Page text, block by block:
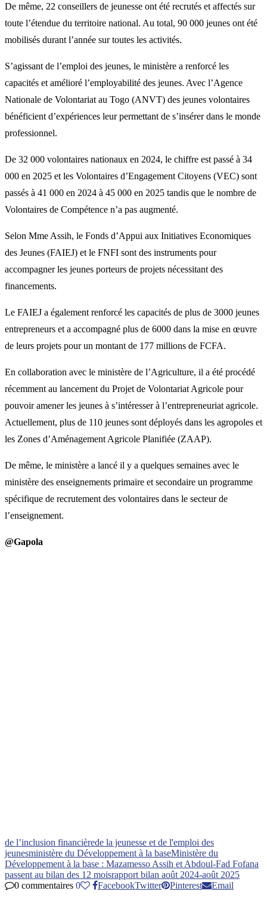
De même, 22 conseillers de jeunesse ont été recrutés et affectés sur
toute l’étendue du territoire national. Au total, 90 000 jeunes ont été
mobilisés durant l’année sur toutes les activités.
S’agissant de l’emploi des jeunes, le ministère a renforcé les
capacités et amélioré l’employabilité des jeunes. Avec l’Agence
Nationale de Volontariat au Togo (ANVT) des jeunes volontaires
bénéficient d’expériences leur permettant de s’insérer dans le monde
professionnel.
De 32 000 volontaires nationaux en 2024, le chiffre est passé à 34
000 en 2025 et les Volontaires d’Engagement Citoyens (VEC) sont
passés à 41 000 en 2024 à 45 000 en 2025 tandis que le nombre de
Volontaires de Compétence n’a pas augmenté.
Selon Mme Assih, le Fonds d’Appui aux Initiatives Economiques
des Jeunes (FAIEJ) et le FNFI sont des instruments pour
accompagner les jeunes porteurs de projets nécessitant des
financements.
Le FAIEJ a également renforcé les capacités de plus de 3000 jeunes
entrepreneurs et a accompagné plus de 6000 dans la mise en œuvre
de leurs projets pour un montant de 177 millions de FCFA.
En collaboration avec le ministère de l’Agriculture, il a été procédé
récemment au lancement du Projet de Volontariat Agricole pour
pouvoir amener les jeunes à s’intéresser à l’entrepreneuriat agricole.
Actuellement, plus de 110 jeunes sont déployés dans les agropoles et
les Zones d’Aménagement Agricole Planifiée (ZAAP).
De même, le ministère a lancé il y a quelques semaines avec le
ministère des enseignements primaire et secondaire un programme
spécifique de recrutement des volontaires dans le secteur de
l’enseignement.
@Gapola
de l’inclusion financièrede la jeunesse et de l'emploi des
jeunesministère du Développement à la baseMinistère du
Développement à la base : Mazamesso Assih et Abdoul-Fad Fofana
passent au bilan des 12 moisrapport bilan août 2024-août 2025
0 commentaires 0 FacebookTwitter Pinterest Email